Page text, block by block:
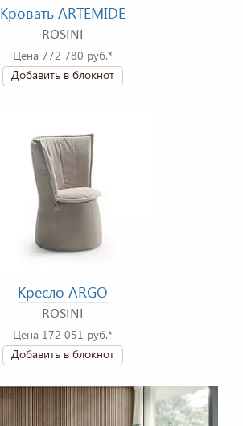
Кровать ARTEMIDE
ROSINI
Цена 772 780 руб.*
Добавить в блокнот
Кресло ARGO
ROSINI
Цена 172 051 руб.*
Добавить в блокнот